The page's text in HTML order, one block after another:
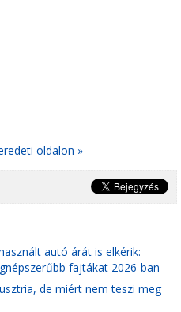
oldalon »
autó árát is elkérik:
fajtákat 2026-ban
de miért nem teszi meg